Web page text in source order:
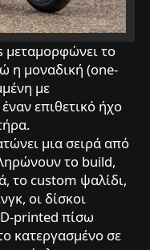
το
η μοναδική (one-
με
επιθετικό ήχο
μια σειρά από
το build,
το custom ψαλίδι,
οι δίσκοι
printed πίσω
κατεργασμένο σε